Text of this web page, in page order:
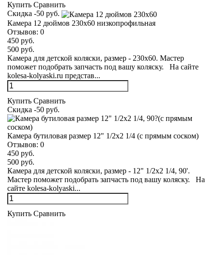
Купить Сравнить
Скидка -50 руб.
Камера 12 дюймов 230х60 низкопрофильная
Отзывов: 0
450 руб.
500 руб.
Камера для детской коляски, размер - 230х60. Мастер
поможет подобрать запчасть под вашу коляску. На сайте
kolesa-kolyaski.ru представ...
Купить Сравнить
Скидка -50 руб.
Камера бутиловая размер 12" 1/2х2 1/4 (с прямым соском)
Отзывов: 0
450 руб.
500 руб.
Камера для детской коляски, размер - 12" 1/2х2 1/4, 90'.
Мастер поможет подобрать запчасть под вашу коляску. На
сайте kolesa-kolyaski...
Купить Сравнить